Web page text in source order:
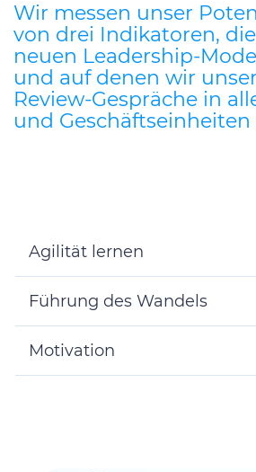
Wir messen unser
von drei Indikatoren,
neuen Leadership-
und auf denen wir
Review-Gespräche in
und
Agilität lernen
Details
Führung des Wandels
Details
Motivation